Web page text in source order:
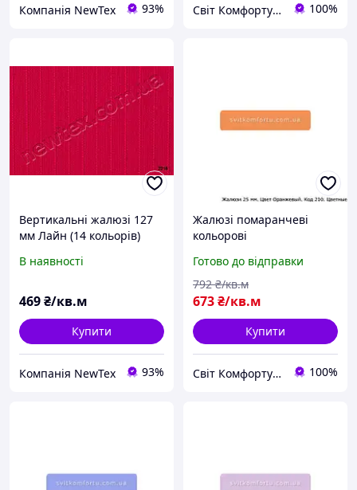
Компанія NewTex 93% Світ Комфорту - Ворота, ролети, автоматика для воріт, жалюзі 100%
Вертикальні жалюзі 127
мм Лайн (14 кольорів)
В наявності
469₴/кв.м
Купити
Компанія NewTex 93%
Жалюзі помаранчеві
кольорові
Готово до відправки
673₴/кв.м
792 ₴/кв.м
Купити
Світ Комфорту - Ворота, ролети, автоматика для воріт, жалюзі 100%